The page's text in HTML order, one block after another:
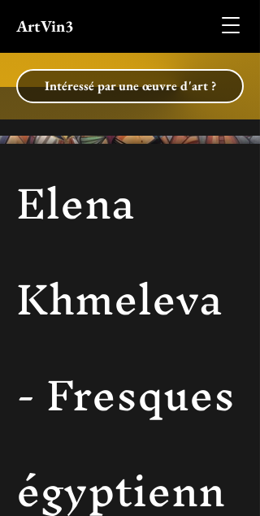
ArtVin3
Intéressé par une œuvre d'art ?
Elena
Khmeleva
- Fresques
égyptienn